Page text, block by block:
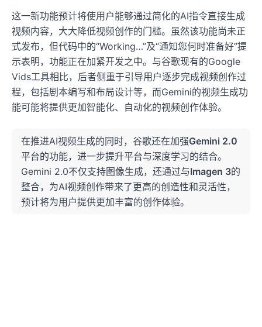
这一新功能预计将使用户能够通过简化的AI指令直接生成
视频内容，大大降低视频创作的门槛。虽然该功能尚未正
式发布，但代码中的“Working…”及“通知您何时准备好”提
示表明，功能正在加紧开发之中。与谷歌现有的Google
Vids工具相比，后者侧重于引导用户逐步完成视频创作过
程，包括剧本编写和布局设计等，而Gemini的视频生成功
能可能将提供更加智能化、自动化的视频创作体验。
在推进AI视频生成的同时，谷歌还在加强Gemini 2.0
平台的功能，进一步提升平台与深度学习的结合。
Gemini 2.0不仅支持图像生成，还通过与Imagen 3的
整合，为AI视频创作带来了更高的创造性和灵活性，
预计将为用户提供更加丰富的创作体验。